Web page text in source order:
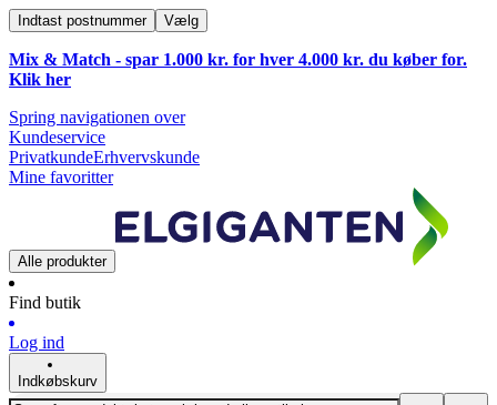
Indtast postnummer Vælg
Mix & Match - spar 1.000 kr. for hver 4.000 kr. du køber for.
Klik her
Spring navigationen over
Kundeservice
PrivatkundeErhvervskunde
Mine favoritter
Alle produkter
Find butik
Log ind
Indkøbskurv